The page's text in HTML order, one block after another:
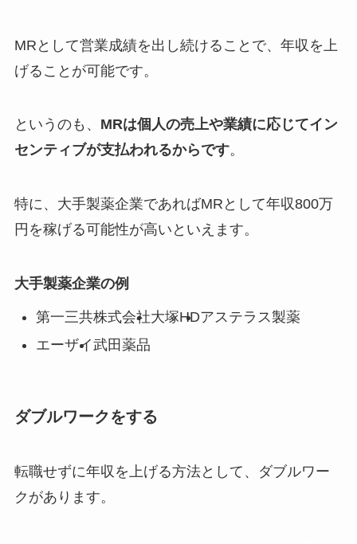
MRとして営業成績を出し続けることで、年収を上
げることが可能です。
というのも、 MRは個人の売上や業績に応じてイン
センティブが支払われるからです。
特に、大手製薬企業であればMRとして年収800万
円を稼げる可能性が高いといえます。
大手製薬企業の例
第一三共株式会社大塚HDアステラス製薬
エーザイ武田薬品
ダブルワークをする
転職せずに年収を上げる方法として、ダブルワー
クがあります。